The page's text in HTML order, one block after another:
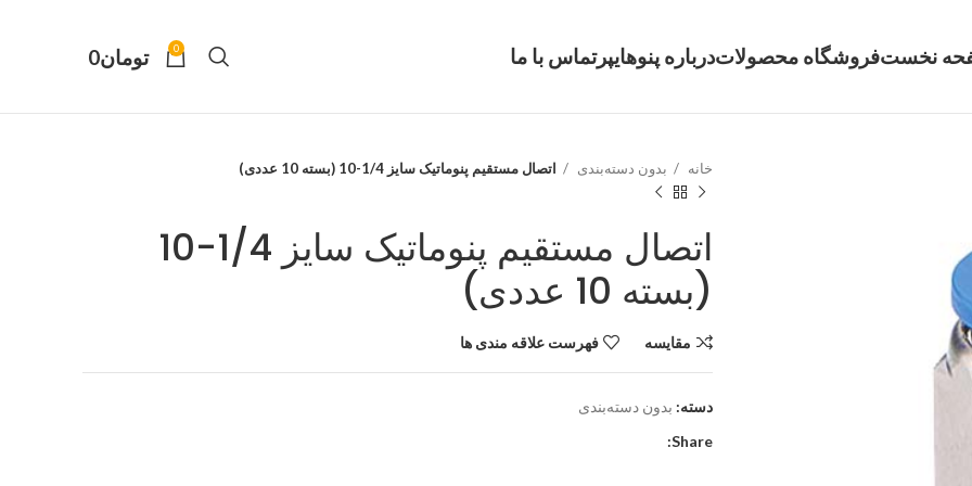
نخستفروشگاه محصولاتدرباره پنوهایپرتماس با ما 0 تومان0
خانه بدون دسته‌بندی اتصال مستقیم پنوماتیک سایز 1/4-10 (بسته 10 عددی)
اتصال مستقیم پنوماتیک سایز 1/4-10
(بسته 10 عددی)
مقایسه فهرست علاقه مندی ها
دسته: بدون دسته‌بندی
Share: